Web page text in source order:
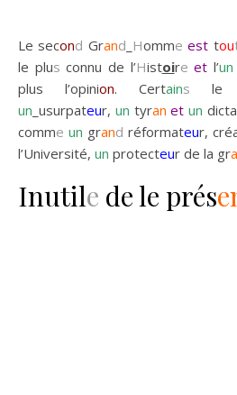
Le second Grand Homme est tou
le plus connu de l’Histoire et l’un
plus l’opinion. Certains le
un _usurpateur, un tyran et un
comme un grand réformateur,
l’Université, un protecteur de la gr
Inutile de le prés